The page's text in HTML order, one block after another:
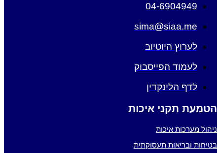
04-6904949
sima@siaa.me
לערוץ היוטיוב
לעמוד הפייסבוק
לדף הלינקדין
הטמעת תקני איכות
ניהול מערכות איכות
בטיחות ובריאות תעסוקתית